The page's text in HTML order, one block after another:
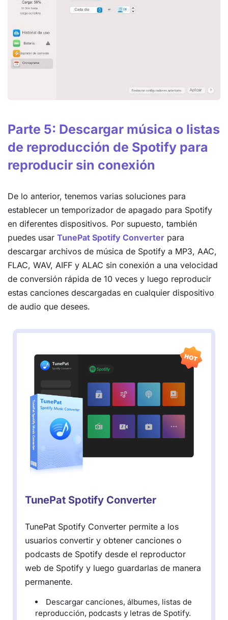
Parte 5: Descargar música o listas
de reproducción de Spotify para
reproducir sin conexión
De lo anterior, tenemos varias soluciones para
establecer un temporizador de apagado para Spotify
en diferentes dispositivos. Por supuesto, también
puedes usar TunePat Spotify Converter para
descargar archivos de música de Spotify a MP3, AAC,
FLAC, WAV, AIFF y ALAC sin conexión a una velocidad
de conversión rápida de 10 veces y luego reproducir
estas canciones descargadas en cualquier dispositivo
de audio que desees.
TunePat Spotify Converter
TunePat Spotify Converter permite a los
usuarios convertir y obtener canciones o
podcasts de Spotify desde el reproductor
web de Spotify y luego guardarlas de manera
permanente.
Descargar canciones, álbumes, listas de
reproducción, podcasts y letras de Spotify.